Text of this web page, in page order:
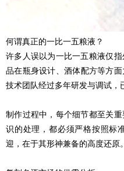
何谓真正的一比一五粮液？
许多人误以为一比一五粮液仅
品在瓶身设计、酒体配方等方
技术团队经过多年研发与调试，
制作过程中，每个细节都至关
识的处理，都必须严格按照标
迎，在于其形神兼备的高度还原。